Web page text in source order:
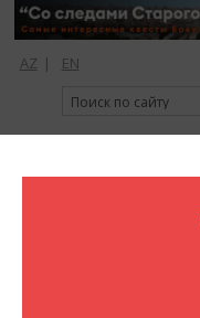
AZ | EN
регистрация